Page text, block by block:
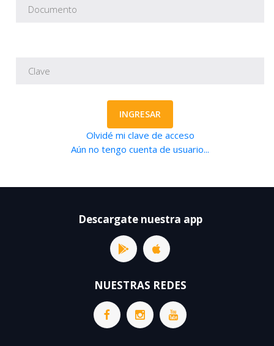
INGRESAR
Olvidé mi clave de acceso
Aún no tengo cuenta de usuario...
Descargate nuestra app
NUESTRAS REDES